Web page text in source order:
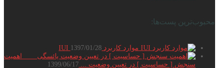
محبوب‌ترین پست‌ها:
موارد کاربرد IUI 1397/01/28
اهمیت
سنجش [ حساسیت ] در تعیین وضعیت ... 1399/06/17